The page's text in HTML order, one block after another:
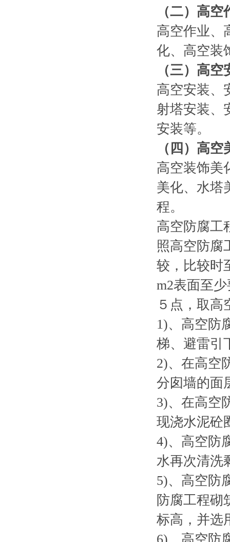
（二）高
高空作业、
化、高空装
（三）高
高空安装、
射塔安装、
安装等。
（四）高
高空装饰美
美化、水塔
程。
高空防腐工
照高空防腐
较，比较时
m2表面至
５点，取高
1)、高空防
梯、避雷引
2)、在高空
分囱墙的面
3)、在高空
现浇水泥砼
4)、高空防
水再次清洗
5)、高空防
防腐工程砌
标高，并选